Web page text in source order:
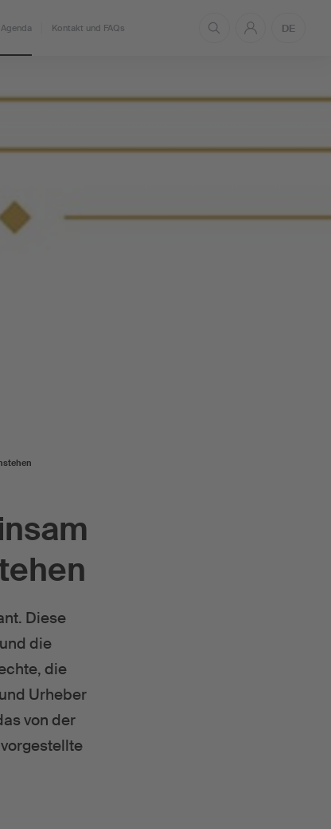
Kontakt und FAQs DE
Diese
die
die
Urheber
von der